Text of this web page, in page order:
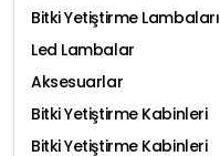
Bitki Yetiştirme Lambaları
Led Lambalar
Aksesuarlar
Bitki Yetiştirme Kabinleri
Bitki Yetiştirme Kabinleri